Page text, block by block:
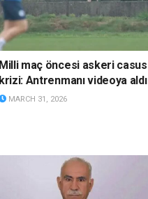
Milli maç öncesi askeri casus
krizi: Antrenmanı videoya aldı
MARCH 31, 2026